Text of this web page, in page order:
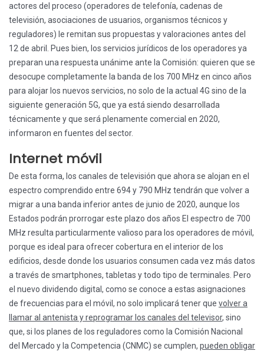
actores del proceso (operadores de telefonía, cadenas de
televisión, asociaciones de usuarios, organismos técnicos y
reguladores) le remitan sus propuestas y valoraciones antes del
12 de abril. Pues bien, los servicios jurídicos de los operadores ya
preparan una respuesta unánime ante la Comisión: quieren que se
desocupe completamente la banda de los 700 MHz en cinco años
para alojar los nuevos servicios, no solo de la actual 4G sino de la
siguiente generación 5G, que ya está siendo desarrollada
técnicamente y que será plenamente comercial en 2020,
informaron en fuentes del sector.
Internet móvil
De esta forma, los canales de televisión que ahora se alojan en el
espectro comprendido entre 694 y 790 MHz tendrán que volver a
migrar a una banda inferior antes de junio de 2020, aunque los
Estados podrán prorrogar este plazo dos años El espectro de 700
MHz resulta particularmente valioso para los operadores de móvil,
porque es ideal para ofrecer cobertura en el interior de los
edificios, desde donde los usuarios consumen cada vez más datos
a través de smartphones, tabletas y todo tipo de terminales. Pero
el nuevo dividendo digital, como se conoce a estas asignaciones
de frecuencias para el móvil, no solo implicará tener que volver a
llamar al antenista y reprogramar los canales del televisor, sino
que, si los planes de los reguladores como la Comisión Nacional
del Mercado y la Competencia (CNMC) se cumplen, pueden obligar